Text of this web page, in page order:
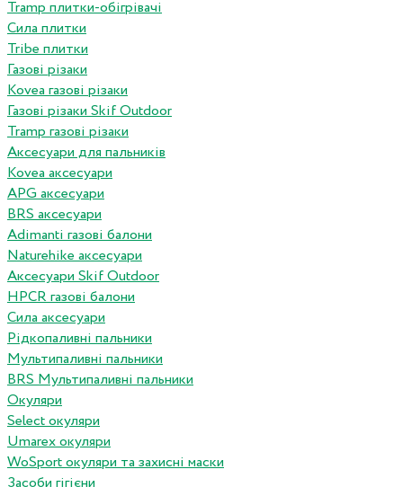
Tramp плитки-обігрівачі
Сила плитки
Tribe плитки
Газові різаки
Kovea газові різаки
Газові різаки Skif Outdoor
Tramp газові різаки
Аксесуари для пальників
Kovea аксесуари
APG аксесуари
BRS аксесуари
Adimanti газові балони
Naturehike аксесуари
Аксесуари Skif Outdoor
HPCR газові балони
Сила аксесуари
Рідкопаливні пальники
Мультипаливні пальники
BRS Мультипаливні пальники
Окуляри
Select окуляри
Umarex окуляри
WoSport окуляри та захисні маски